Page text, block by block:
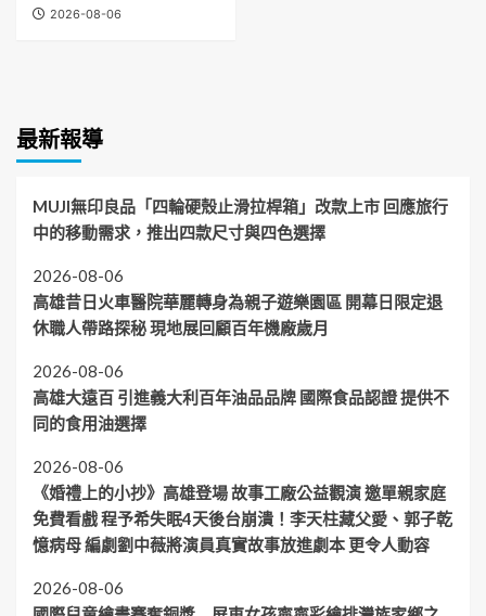
2026-08-06
最新報導
MUJI無印良品「四輪硬殼止滑拉桿箱」改款上市 回應旅行
中的移動需求，推出四款尺寸與四色選擇
2026-08-06
高雄昔日火車醫院華麗轉身為親子遊樂園區 開幕日限定退
休職人帶路探秘 現地展回顧百年機廠歲月
2026-08-06
高雄大遠百 引進義大利百年油品品牌 國際食品認證 提供不
同的食用油選擇
2026-08-06
《婚禮上的小抄》高雄登場 故事工廠公益觀演 邀單親家庭
免費看戲 程予希失眠4天後台崩潰！李天柱藏父愛、郭子乾
憶病母 編劇劉中薇將演員真實故事放進劇本 更令人動容
2026-08-06